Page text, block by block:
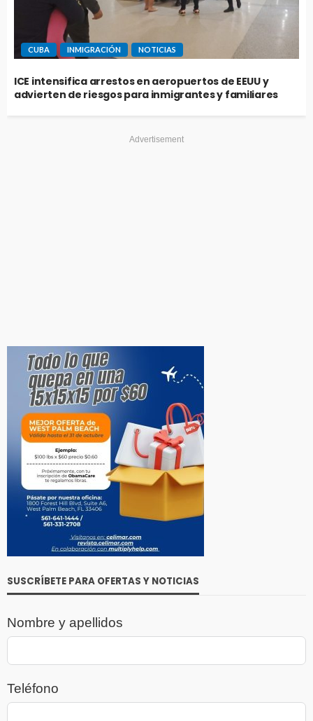
CUBA INMIGRACIÓN NOTICIAS
ICE intensifica arrestos en aeropuertos de EEUU y
advierten de riesgos para inmigrantes y familiares
Advertisement
SUSCRÍBETE PARA OFERTAS Y NOTICIAS
Nombre y apellidos
Teléfono